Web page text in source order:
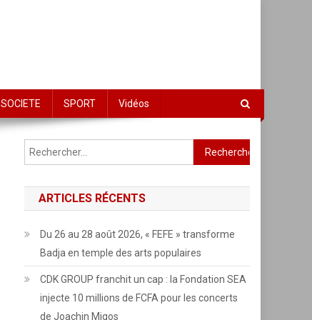
SOCIETE SPORT Vidéos
Rechercher :
ARTICLES RÉCENTS
Du 26 au 28 août 2026, « FEFE » transforme
Badja en temple des arts populaires
CDK GROUP franchit un cap : la Fondation SEA
injecte 10 millions de FCFA pour les concerts
de Joachin Migos